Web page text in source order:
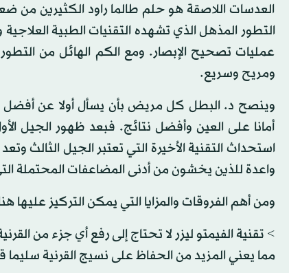
العدسات اللاصقة هو حلم طالما راود الكثيرين من
التطور المذهل الذي تشهده التقنيات الطبية
عمليات تصحيح الإبصار. ومع الكم الهائل من
ومريح وسريع.
وينصح د. البطل كل مريض بأن يسأل أولا عن أفضل
أمانا على العين وأفضل نتائج. فبعد ظهور الجيل
استحداث التقنية الأخيرة التي تعتبر الجيل الثالث
واعدة للذين يخشون من أدنى المضاعفات المحتملة
ومن أهم الفروقات والمزايا التي يمكن التركيز عليها
> تقنية الفيمتو ليزر لا تحتاج إلى رفع أي جزء من
مما يعني المزيد من الحفاظ على نسيج القرنية سليما